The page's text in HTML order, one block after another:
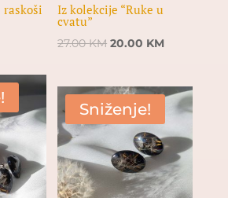
raskoši Iz kolekcije “Ruke u
cvatu”
27.00KM Original
was:
27.00 KM.
20.00 KMCurrent
is:
20.00 KM.
Sniženje!